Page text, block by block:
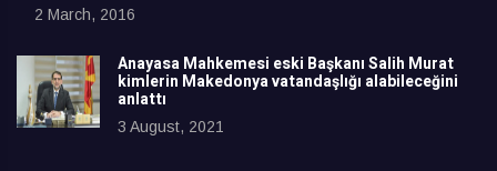
2 March, 2016
Anayasa Mahkemesi eski Başkanı Salih Murat
kimlerin Makedonya vatandaşlığı alabileceğini
anlattı
3 August, 2021